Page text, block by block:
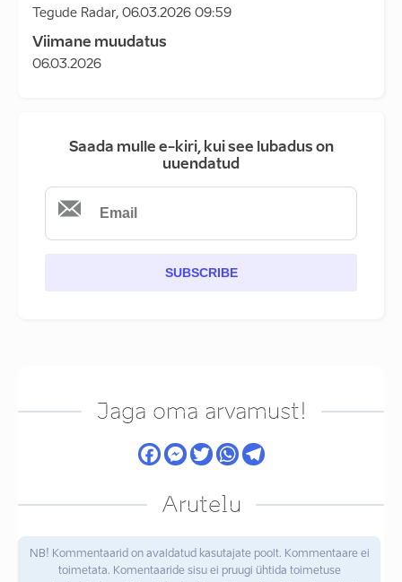
Tegude Radar, 06.03.2026 09:59
Viimane muudatus
06.03.2026
Saada mulle e-kiri, kui see lubadus on
uuendatud
SUBSCRIBE
Jaga oma arvamust!
Arutelu
NB! Kommentaarid on avaldatud kasutajate poolt. Kommentaare ei
toimetata. Komentaaride sisu ei pruugi ühtida toimetuse